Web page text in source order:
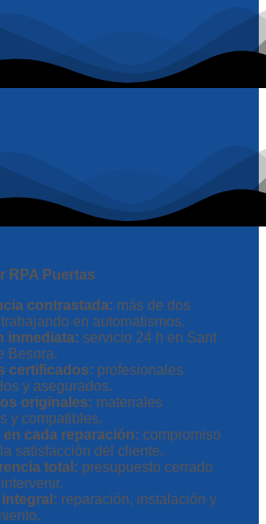
RPA Puertas
contrastada: más de dos
en automatismos.
inmediata: servicio 24 h en Sant
Besora.
certificados: profesionales
y asegurados.
originales: materiales
y compatibles.
en cada reparación: compromiso
satisfacción del cliente.
total: presupuesto cerrado
reparación, instalación y